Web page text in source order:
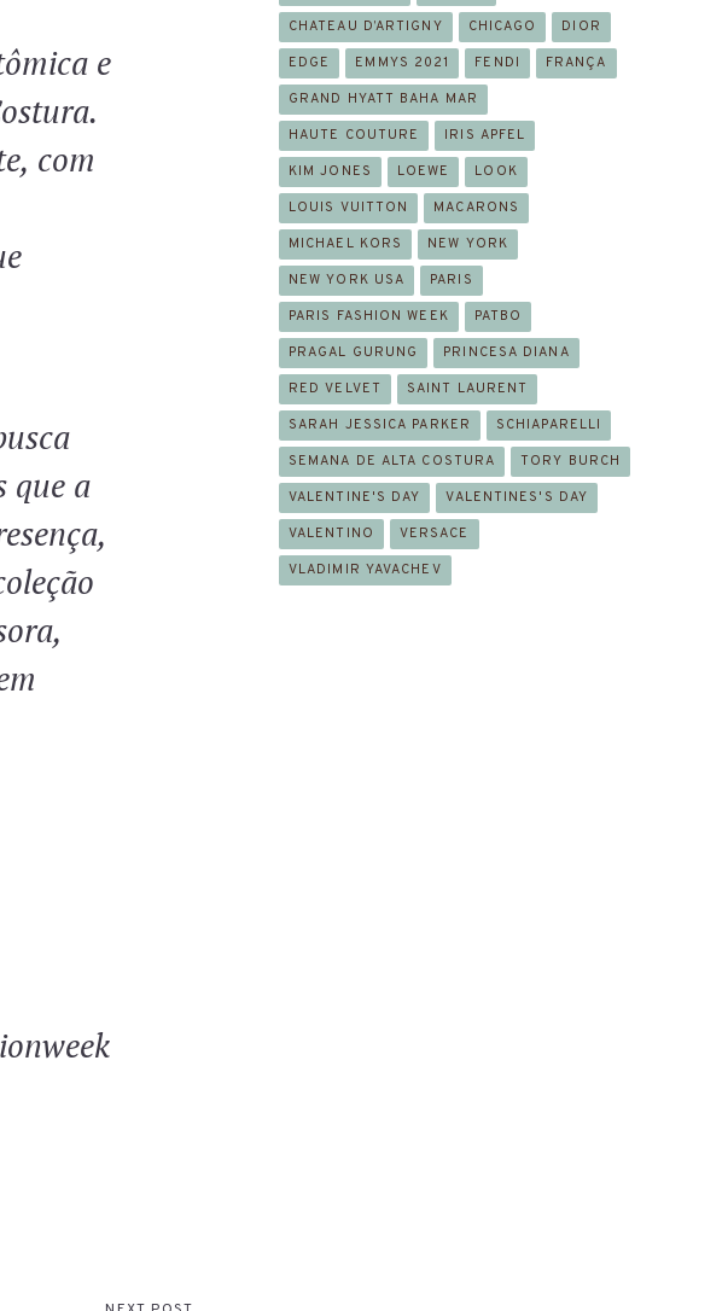
e
com
que a
CHATEAU D’ARTIGNY CHICAGO DIOR
EDGE EMMYS 2021 FENDI FRANÇA
GRAND HYATT BAHA MAR
HAUTE COUTURE IRIS APFEL
KIM JONES LOEWE LOOK
LOUIS VUITTON MACARONS
MICHAEL KORS NEW YORK
NEW YORK USA PARIS
PARIS FASHION WEEK PATBO
PRAGAL GURUNG PRINCESA DIANA
RED VELVET SAINT LAURENT
SARAH JESSICA PARKER SCHIAPARELLI
SEMANA DE ALTA COSTURA TORY BURCH
VALENTINE'S DAY VALENTINES'S DAY
VALENTINO VERSACE
VLADIMIR YAVACHEV